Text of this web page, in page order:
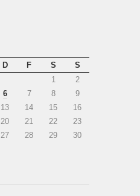
D F S
S
1
2
6 7 8
9
13 14 15
16
20 21 22
23
27 28 29
30